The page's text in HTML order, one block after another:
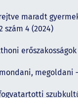
maradt
szám 4 (2024)
erőszakosságok
megoldani